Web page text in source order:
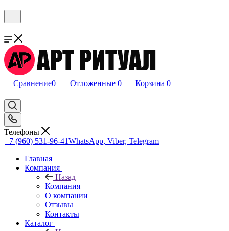
Сравнение0 Отложенные 0 Корзина 0
Телефоны
+7 (960) 531-96-41WhatsApp, Viber, Telegram
Главная
Компания
Назад
Компания
О компании
Отзывы
Контакты
Каталог